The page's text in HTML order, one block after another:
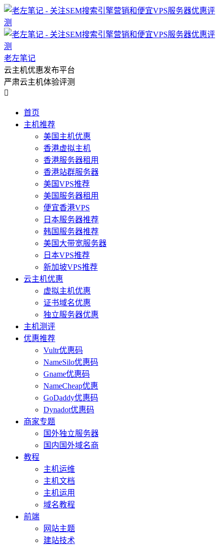
老左笔记
云主机优惠发布平台
严肃云主机体验评测

首页
主机推荐
美国主机优惠
香港虚拟主机
香港服务器租用
香港站群服务器
美国VPS推荐
美国服务器租用
便宜香港VPS
日本服务器推荐
韩国服务器推荐
美国大带宽服务器
日本VPS推荐
新加坡VPS推荐
云主机优惠
虚拟主机优惠
证书域名优惠
独立服务器优惠
主机测评
优惠推荐
Vultr优惠码
NameSilo优惠码
Gname优惠码
NameCheap优惠
GoDaddy优惠码
Dynadot优惠码
商家专题
国外独立服务器
国内国外域名商
教程
主机运维
主机文档
主机运用
域名教程
前端
网站主题
建站技术